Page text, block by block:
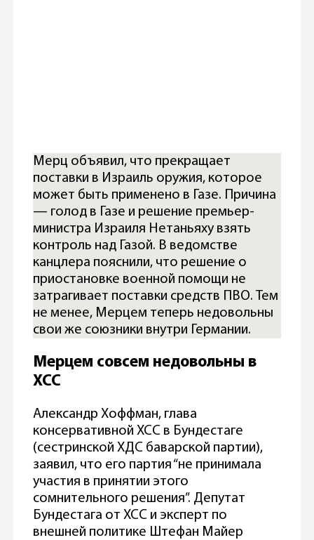
Мерц объявил, что прекращает
поставки в Израиль оружия, которое
может быть применено в Газе. Причина
— голод в Газе и решение премьер-
министра Израиля Нетаньяху взять
контроль над Газой. В ведомстве
канцлера пояснили, что решение о
приостановке военной помощи не
затрагивает поставки средств ПВО. Тем
не менее, Мерцем теперь недовольны
свои же союзники внутри Германии.
Мерцем совсем недовольны в
ХСС
Александр Хоффман, глава
консервативной ХСС в Бундестаге
(сестринской ХДС баварской партии),
заявил, что его партия “не принимала
участия в принятии этого
сомнительного решения”. Депутат
Бундестага от ХСС и эксперт по
внешней политике Штефан Майер